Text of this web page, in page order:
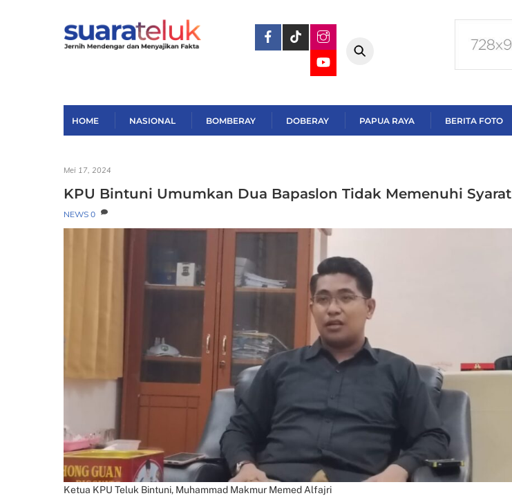
HOME NASIONAL BOMBERAY DOBERAY PAPUA RAYA BERITA FOTO
Mei 17, 2024
KPU Bintuni Umumkan Dua Bapaslon Tidak Memenuhi Syarat
NEWS 0
Ketua KPU Teluk Bintuni, Muhammad Makmur Memed Alfajri